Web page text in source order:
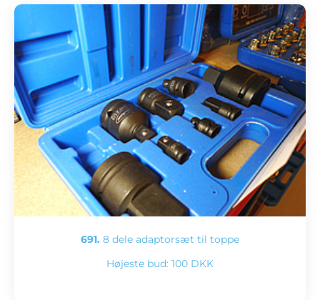
691. 8 dele adaptorsæt til toppe
Højeste bud: 100 DKK